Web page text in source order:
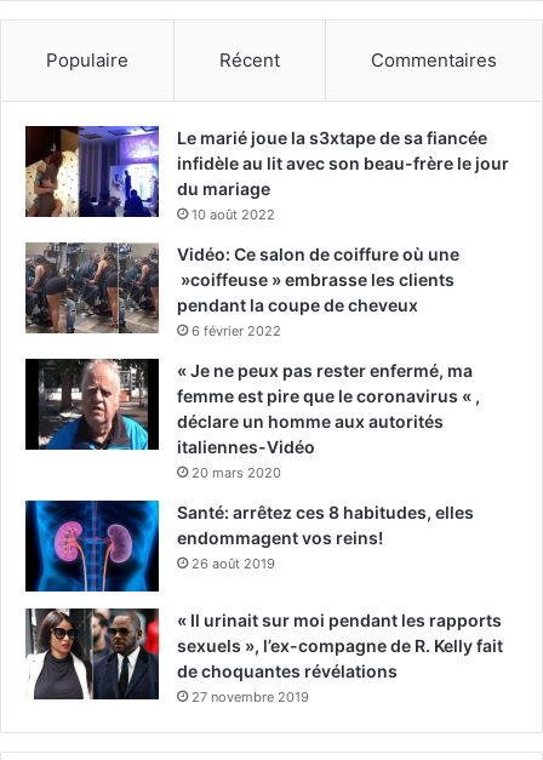
Populaire Récent Commentaires
Le marié joue la s3xtape de sa fiancée
infidèle au lit avec son beau-frère le jour
du mariage
10 août 2022
Vidéo: Ce salon de coiffure où une
»coiffeuse » embrasse les clients
pendant la coupe de cheveux
6 février 2022
« Je ne peux pas rester enfermé, ma
femme est pire que le coronavirus « ,
déclare un homme aux autorités
italiennes-Vidéo
20 mars 2020
Santé: arrêtez ces 8 habitudes, elles
endommagent vos reins!
26 août 2019
« Il urinait sur moi pendant les rapports
sexuels », l’ex-compagne de R. Kelly fait
de choquantes révélations
27 novembre 2019